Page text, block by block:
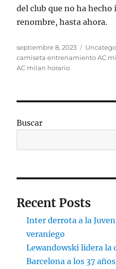
del club que no ha hecho
renombre, hasta ahora.
Publicado
el
septiembre 8, 2023
camiseta entrenamiento AC
AC milan horario
Buscar
Recent Posts
Inter derrota a la
veraniego
Lewandowski lidera la
Barcelona a los 37 años